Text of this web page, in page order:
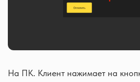
На ПК. Клиент нажимает на